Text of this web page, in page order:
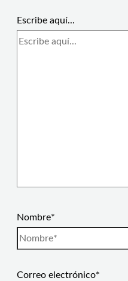
Escribe aquí...
Nombre*
Correo electrónico*